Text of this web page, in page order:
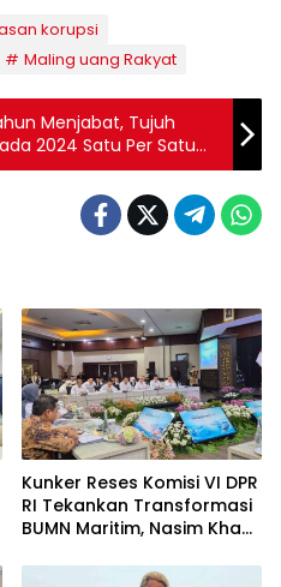
korupsi
Maling uang Rakyat
Menjabat, Tujuh
2024 Satu Per Satu
Kunker Reses Komisi VI DPR
RI Tekankan Transformasi
BUMN Maritim, Nasim Khan
Laut